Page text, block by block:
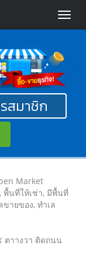
Toggle
สมาชิก
Market
พื้นที่ให้เช่า, มีพื้นที่
ขายของ, ทำเล
ตาางวา ติดถนน